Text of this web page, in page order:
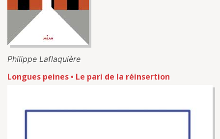
Philippe Laflaquière
Longues peines • Le pari de la réinsertion